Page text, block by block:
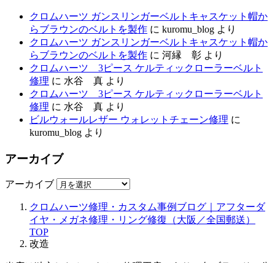
クロムハーツ ガンスリンガーベルトキャスケット帽か
らブラウンのベルトを製作 に kuromu_blog より
クロムハーツ ガンスリンガーベルトキャスケット帽か
らブラウンのベルトを製作 に 河縁 彰 より
クロムハーツ 3ピース ケルティックローラーベルト
修理 に 水谷 真 より
クロムハーツ 3ピース ケルティックローラーベルト
修理 に 水谷 真 より
ビルウォールレザー ウォレットチェーン修理 に
kuromu_blog より
アーカイブ
アーカイブ
クロムハーツ修理・カスタム事例ブログ｜アフターダ
イヤ・メガネ修理・リング修復（大阪／全国郵送）
TOP
改造